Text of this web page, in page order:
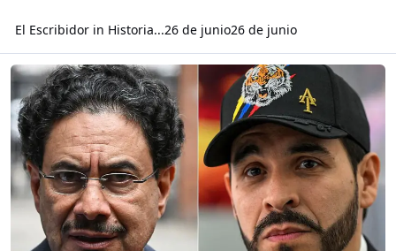
El Escribidorin Historia...26 de junio26 de junio
Read more about Sobre el fraudulento presidente electo Abelardo